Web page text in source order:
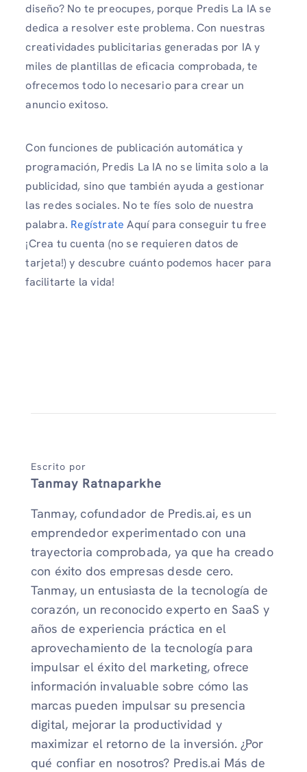
diseño? No te preocupes, porque Predis La IA se
dedica a resolver este problema. Con nuestras
creatividades publicitarias generadas por IA y
miles de plantillas de eficacia comprobada, te
ofrecemos todo lo necesario para crear un
anuncio exitoso.
Con funciones de publicación automática y
programación, Predis La IA no se limita solo a la
publicidad, sino que también ayuda a gestionar
las redes sociales. No te fíes solo de nuestra
palabra. Regístrate Aquí para conseguir tu free
¡Crea tu cuenta (no se requieren datos de
tarjeta!) y descubre cuánto podemos hacer para
facilitarte la vida!
Escrito por
Tanmay Ratnaparkhe
Tanmay, cofundador de Predis.ai, es un
emprendedor experimentado con una
trayectoria comprobada, ya que ha creado
con éxito dos empresas desde cero.
Tanmay, un entusiasta de la tecnología de
corazón, un reconocido experto en SaaS y
años de experiencia práctica en el
aprovechamiento de la tecnología para
impulsar el éxito del marketing, ofrece
información invaluable sobre cómo las
marcas pueden impulsar su presencia
digital, mejorar la productividad y
maximizar el retorno de la inversión. ¿Por
qué confiar en nosotros? Predis.ai Más de